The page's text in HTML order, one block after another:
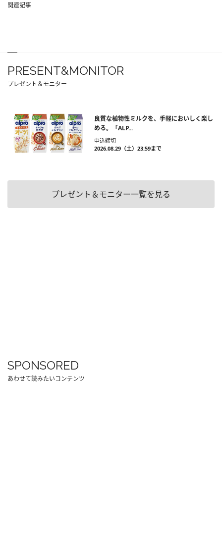
関連記事
PRESENT&MONITOR
プレゼント＆モニター
良質な植物性ミルクを、手軽においしく楽し
める。「ALP...
申込締切
2026.08.29（土）23:59まで
プレゼント＆モニター一覧を見る
SPONSORED
あわせて読みたいコンテンツ